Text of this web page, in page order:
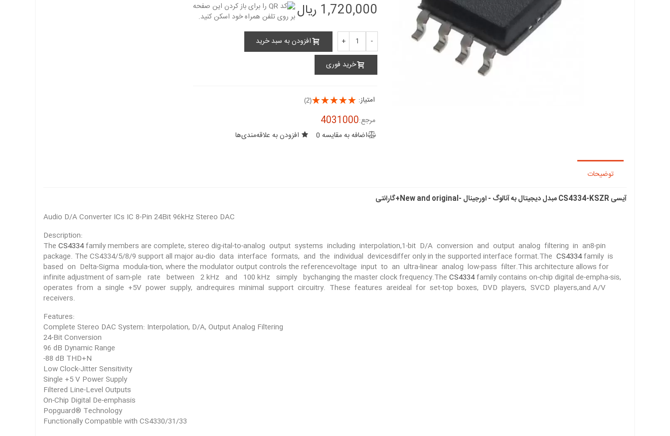
1,720,000 ریال
-
+
افزودن به سبد خرید
خرید فوری
امتیاز: (2)
مرجع:4031000
اضافه به مقایسه 0 افزودن به علاقه‌مندی‌ها
توضیحات
آیسی CS4334-KSZR مبدل دیجیتال به آنالوگ - اورجینال -New and original+گارانتی
Audio D/A Converter ICs IC 8-Pin 24Bit 96kHz Stereo DAC
Description:
The CS4334family members are complete, stereo dig-ital-to-analog output systems including interpolation,1-bit D/A conversion and output analog filtering in an8-pin
package. The CS4334/5/8/9 support all major au-dio data interface formats, and the individual devicesdiffer only in the supported interface format.The CS4334family is
based on Delta-Sigma modula-tion, where the modulator output controls the referencevoltage input to an ultra-linear analog low-pass filter.This architecture allows for
infinite adjustment of sam-ple rate between 2 kHz and 100 kHz simply bychanging the master clock frequency.The CS4334family contains on-chip digital de-empha-sis,
operates from a single +5V power supply, andrequires minimal support circuitry. These features areideal for set-top boxes, DVD players, SVCD players,and A/V
receivers.
Features:
Complete Stereo DAC System: Interpolation, D/A, Output Analog Filtering
24-Bit Conversion
96 dB Dynamic Range
-88 dB THD+N
Low Clock-Jitter Sensitivity
Single +5 V Power Supply
Filtered Line-Level Outputs
On-Chip Digital De-emphasis
Popguard® Technology
Functionally Compatible with CS4330/31/33